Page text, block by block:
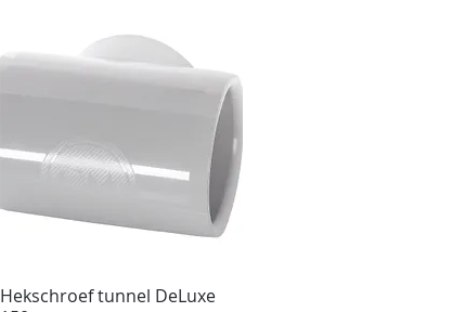
Snel overzicht
Hekschroef tunnel DeLuxe